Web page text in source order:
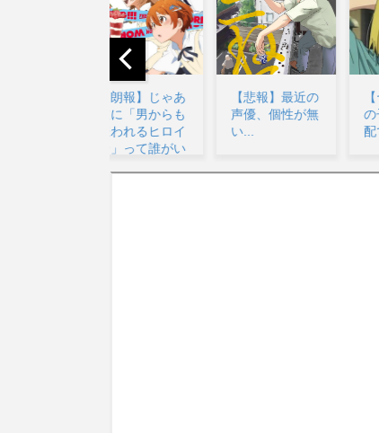
【ヤニねこ】こ
の子の末路が心
【悲報】最近の
声優、個性が無
い...